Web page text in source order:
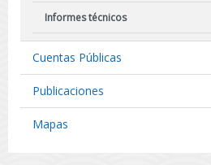
Informes técnicos
Resultados de Pescas de
Cuentas Públicas
Publicaciones
Mapas